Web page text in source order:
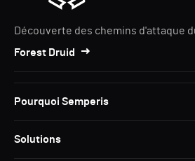
Découverte des chemins d'attaque
Forest Druid
Pourquoi Semperis
Solutions